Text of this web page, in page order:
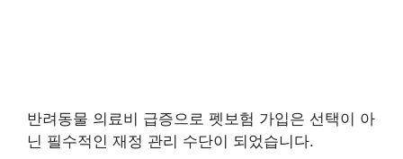
반려동물 의료비 급증으로 펫보험 가입은 선택이 아
닌 필수적인 재정 관리 수단이 되었습니다.